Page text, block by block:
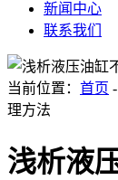
新闻中心
联系我们
当前位置： 首页 -
理方法
浅析液